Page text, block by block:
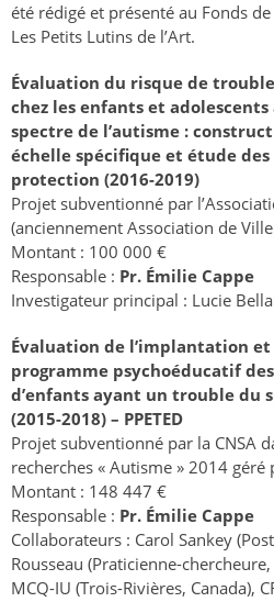
été rédigé et présenté au Fonds
Les Petits Lutins de l’Art.
Évaluation du risque de
chez les enfants et
spectre de l’autisme :
échelle spécifique et étude
protection (2016-2019)
Projet subventionné par
(anciennement Association de
Montant : 100 000 €
Responsable : Pr. Émilie Cappe
Investigateur principal : Lucie
Évaluation de l’implantation et
programme psychoéducatif
d’enfants ayant un trouble du
(2015-2018) – PPETED
Projet subventionné par la CNSA
recherches « Autisme » 2014 géré
Montant : 148 447 €
Responsable : Pr. Émilie Cappe
Collaborateurs : Carol Sankey
Rousseau (Praticienne-chercheure,
MCQ-IU (Trois-Rivières, Canada),